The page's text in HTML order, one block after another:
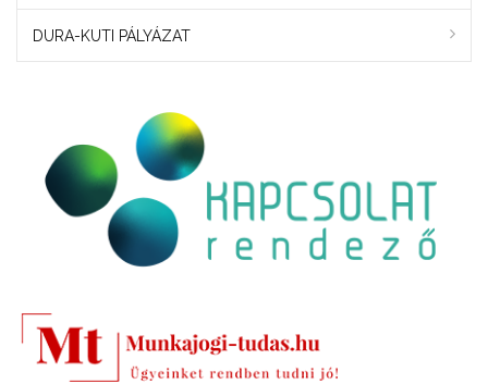
DURA-KUTI PÁLYÁZAT